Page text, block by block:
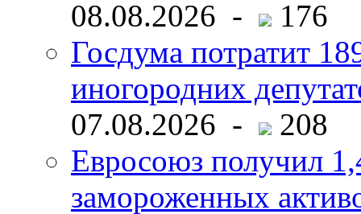
08.08.2026 -
176
Госдума потратит
иногородних
07.08.2026 -
208
Евросоюз получил
замороженных